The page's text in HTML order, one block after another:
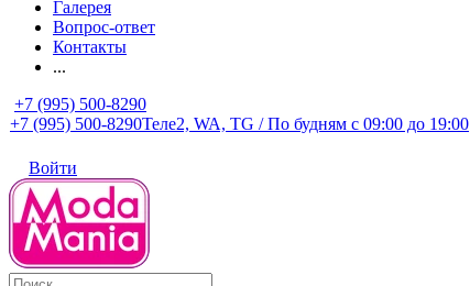
Галерея
Вопрос-ответ
Контакты
...
+7 (995) 500-8290
+7 (995) 500-8290Теле2, WA, TG / По будням c 09:00 до 19:00
Войти